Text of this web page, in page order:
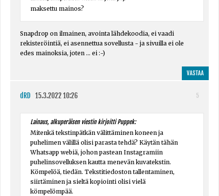
maksettu mainos?
Snapdrop on ilmainen, avointa lähdekoodia, ei vaadi
rekisteröintiä, ei asennettua sovellusta - ja sivuilla ei ole
edes mainoksia, joten ... ei :-)
VASTAA
dRD 15.3.2022 10:26 5
Lainaus, alkuperäisen viestin kirjoitti Puppek:
Mitenkä tekstinpätkän välittäminen koneen ja
puhelimen välillä olisi parasta tehdä? Käytän tähän
Whatsapp webiä, johon pastean Instagramiin
puhelinsovelluksen kautta menevän kuvatekstin.
Kömpelöä, tiedän. Tekstitiedoston tallentaminen,
siirtäminen ja sieltä kopiointi olisi vielä
kömpelömpää.